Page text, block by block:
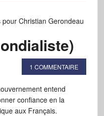
Christian Gerondeau
1 COMMENTAIRE
entend
confiance en la
aux Français.